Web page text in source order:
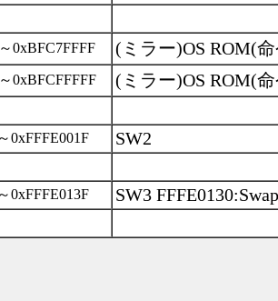
0xBFC7FFFF (ミラー)OS ROM(
0xBFCFFFFF (ミラー)OS ROM(
0xFFFE001F SW2
0xFFFE013F SW3